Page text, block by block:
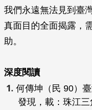
我們永遠無法見到臺
真面目的全面揭露，
助。
深度閱讀
何傳坤（民 90）
發現，載： 珠江